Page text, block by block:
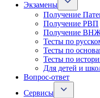
Экзамены
Получение
Получение РВП
Получение
Тесты по
Тесты по
Тесты по
Для детей и
Вопрос-ответ
Сервисы